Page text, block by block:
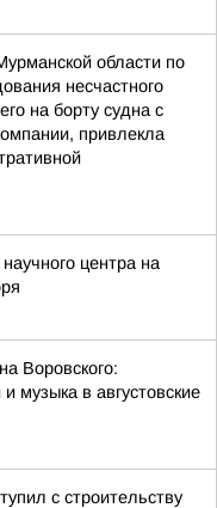
области по
несчастного
на борту судна с
привлекла
центра на
Воровского:
музыка в августовские
с строительству